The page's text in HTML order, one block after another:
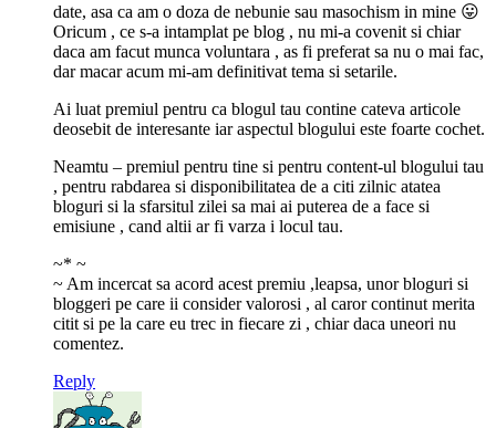
date, asa ca am o doza de nebunie sau masochism in mine 😛
Oricum , ce s-a intamplat pe blog , nu mi-a covenit si chiar
daca am facut munca voluntara , as fi preferat sa nu o mai fac,
dar macar acum mi-am definitivat tema si setarile.
Ai luat premiul pentru ca blogul tau contine cateva articole
deosebit de interesante iar aspectul blogului este foarte cochet.
Neamtu – premiul pentru tine si pentru content-ul blogului tau
, pentru rabdarea si disponibilitatea de a citi zilnic atatea
bloguri si la sfarsitul zilei sa mai ai puterea de a face si
emisiune , cand altii ar fi varza i locul tau.
~* ~
~ Am incercat sa acord acest premiu ,leapsa, unor bloguri si
bloggeri pe care ii consider valorosi , al caror continut merita
citit si pe la care eu trec in fiecare zi , chiar daca uneori nu
comentez.
Reply